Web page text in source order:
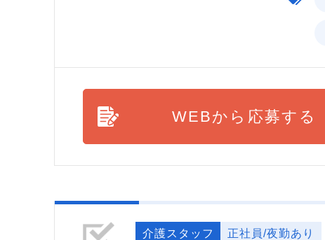
WEBから応募する
介護スタッフ 正社員/夜勤あり